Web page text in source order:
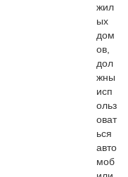
жил
ых
дом
ов,
дол
жны
исп
ольз
оват
ься
авто
моб